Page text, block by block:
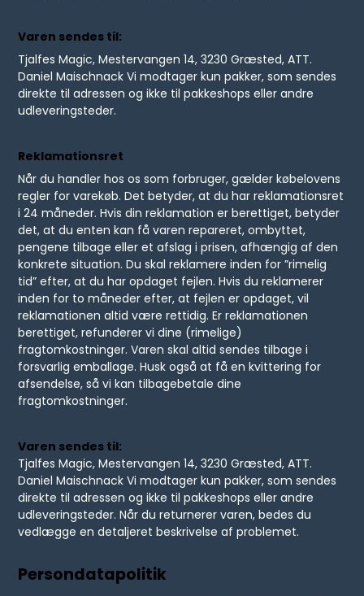
Varen sendes til:
Tjalfes Magic, Mestervangen 14, 3230 Græsted, ATT.
Daniel Maischnack Vi modtager kun pakker, som sendes
direkte til adressen og ikke til pakkeshops eller andre
udleveringsteder.
Reklamationsret
Når du handler hos os som forbruger, gælder købelovens
regler for varekøb. Det betyder, at du har reklamationsret
i 24 måneder. Hvis din reklamation er berettiget, betyder
det, at du enten kan få varen repareret, ombyttet,
pengene tilbage eller et afslag i prisen, afhængig af den
konkrete situation. Du skal reklamere inden for ”rimelig
tid” efter, at du har opdaget fejlen. Hvis du reklamerer
inden for to måneder efter, at fejlen er opdaget, vil
reklamationen altid være rettidig. Er reklamationen
berettiget, refunderer vi dine (rimelige)
fragtomkostninger. Varen skal altid sendes tilbage i
forsvarlig emballage. Husk også at få en kvittering for
afsendelse, så vi kan tilbagebetale dine
fragtomkostninger.
Varen sendes til:
Tjalfes Magic, Mestervangen 14, 3230 Græsted, ATT.
Daniel Maischnack Vi modtager kun pakker, som sendes
direkte til adressen og ikke til pakkeshops eller andre
udleveringsteder. Når du returnerer varen, bedes du
vedlægge en detaljeret beskrivelse af problemet.
Persondatapolitik